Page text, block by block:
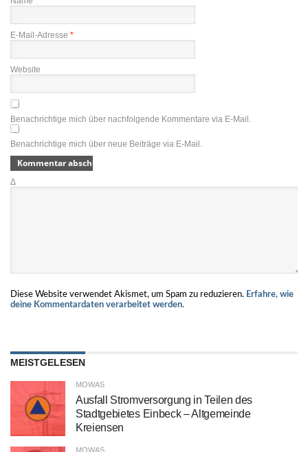
E-Mail-Adresse *
Website
Benachrichtige mich über nachfolgende Kommentare via E-Mail.
Benachrichtige mich über neue Beiträge via E-Mail.
Δ
Diese Website verwendet Akismet, um Spam zu reduzieren. Erfahre, wie
deine Kommentardaten verarbeitet werden.
MEISTGELESEN
MOWAS
Ausfall Stromversorgung in Teilen des
Stadtgebietes Einbeck – Altgemeinde
Kreiensen
MOWAS